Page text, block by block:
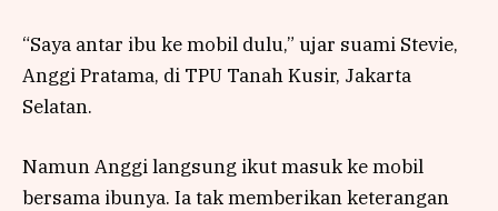
“Saya antar ibu ke mobil dulu,” ujar suami Stevie,
Anggi Pratama, di TPU Tanah Kusir, Jakarta
Selatan.
Namun Anggi langsung ikut masuk ke mobil
bersama ibunya. Ia tak memberikan keterangan